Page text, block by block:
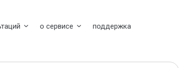
о сервисе поддержка